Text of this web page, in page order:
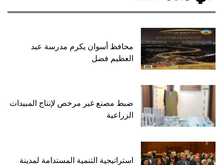
محافظ أسوان يكرم مدرسة عبد
العظيم فضل
ضبط مصنع غير مرخص لإنتاج المبيدات
الزراعية
استراتيجية التنمية المستدامة لمدينة